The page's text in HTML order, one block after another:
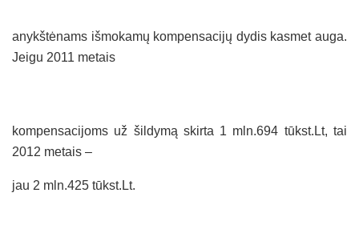
anykštėnams išmokamų kompensacijų dydis kasmet auga.
Jeigu 2011 metais
kompensacijoms už šildymą skirta 1 mln.694 tūkst.Lt, tai
2012 metais –
jau 2 mln.425 tūkst.Lt.